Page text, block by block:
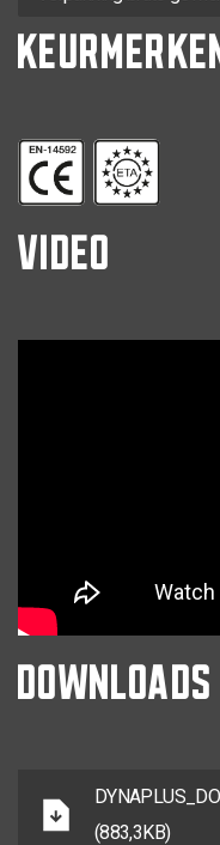
VIDEO
DOWNLOADS
(883,3KB)